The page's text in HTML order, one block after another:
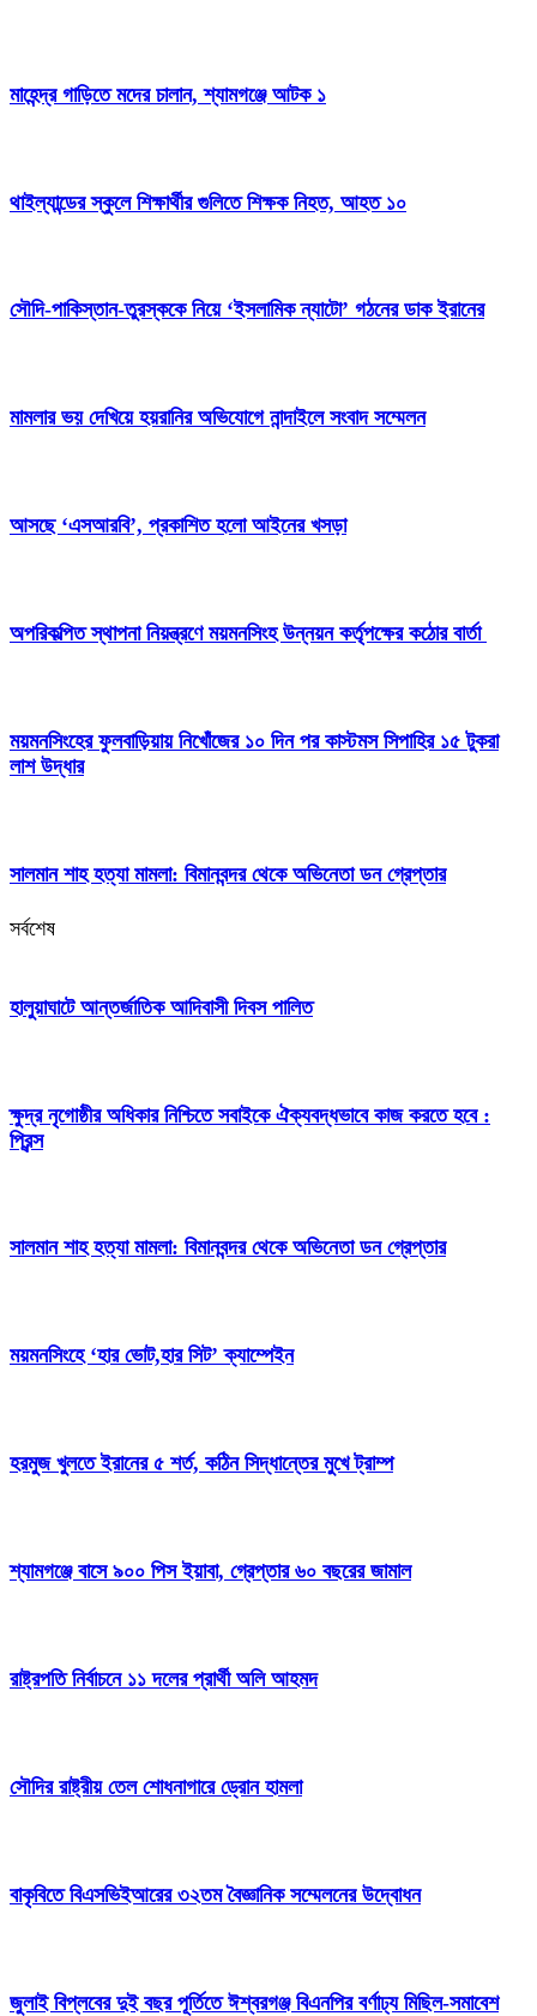
মাহেন্দ্র গাড়িতে মদের চালান, শ্যামগঞ্জে আটক ১
থাইল্যান্ডের স্কুলে শিক্ষার্থীর গুলিতে শিক্ষক নিহত, আহত ১০
সৌদি-পাকিস্তান-তুরস্ককে নিয়ে ‘ইসলামিক ন্যাটো’ গঠনের ডাক ইরানের
মামলার ভয় দেখিয়ে হয়রানির অভিযোগে নান্দাইলে সংবাদ সম্মেলন
আসছে ‘এসআরবি’, প্রকাশিত হলো আইনের খসড়া
অপরিকল্পিত স্থাপনা নিয়ন্ত্রণে ময়মনসিংহ উন্নয়ন কর্তৃপক্ষের কঠোর বার্তা
ময়মনসিংহের ফুলবাড়িয়ায় নিখোঁজের ১০ দিন পর কাস্টমস সিপাহির ১৫ টুকরা
লাশ উদ্ধার
সালমান শাহ হত্যা মামলা: বিমানবন্দর থেকে অভিনেতা ডন গ্রেপ্তার
সর্বশেষ
হালুয়াঘাটে আন্তর্জাতিক আদিবাসী দিবস পালিত
ক্ষুদ্র নৃগোষ্ঠীর অধিকার নিশ্চিতে সবাইকে ঐক্যবদ্ধভাবে কাজ করতে হবে :
প্রিন্স
সালমান শাহ হত্যা মামলা: বিমানবন্দর থেকে অভিনেতা ডন গ্রেপ্তার
ময়মনসিংহে ‘হার ভোট,হার সিট’ ক্যাম্পেইন
হরমুজ খুলতে ইরানের ৫ শর্ত, কঠিন সিদ্ধান্তের মুখে ট্রাম্প
শ্যামগঞ্জে বাসে ৯০০ পিস ইয়াবা, গ্রেপ্তার ৬০ বছরের জামাল
রাষ্ট্রপতি নির্বাচনে ১১ দলের প্রার্থী অলি আহমদ
সৌদির রাষ্ট্রীয় তেল শোধনাগারে ড্রোন হামলা
বাকৃবিতে বিএসভিইআরের ৩২তম বৈজ্ঞানিক সম্মেলনের উদ্বোধন
জুলাই বিপ্লবের দুই বছর পূর্তিতে ঈশ্বরগঞ্জ বিএনপির বর্ণাঢ্য মিছিল-সমাবেশ